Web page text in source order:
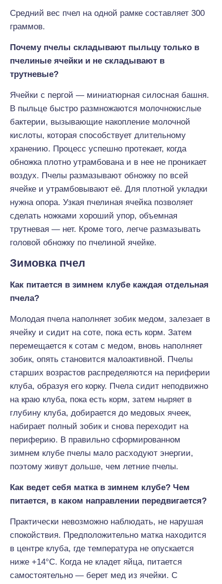
Средний вес пчел на одной рамке составляет 300
граммов.
Почему пчелы складывают пыльцу только в
пчелиные ячейки и не складывают в
трутневые?
Ячейки с пергой — миниатюрная силосная башня.
В пыльце быстро размножаются молочнокислые
бактерии, вызывающие накопление молочной
кислоты, которая способствует длительному
хранению. Процесс успешно протекает, когда
обножка плотно утрамбована и в нее не проникает
воздух. Пчелы размазывают обножку по всей
ячейке и утрамбовывают её. Для плотной укладки
нужна опора. Узкая пчелиная ячейка позволяет
сделать ножками хороший упор, объемная
трутневая — нет. Кроме того, легче размазывать
головой обножку по пчелиной ячейке.
Зимовка пчел
Как питается в зимнем клубе каждая отдельная
пчела?
Молодая пчела наполняет зобик медом, залезает в
ячейку и сидит на соте, пока есть корм. Затем
перемещается к сотам с медом, вновь наполняет
зобик, опять становится малоактивной. Пчелы
старших возрастов распределяются на периферии
клуба, образуя его корку. Пчела сидит неподвижно
на краю клуба, пока есть корм, затем ныряет в
глубину клуба, добирается до медовых ячеек,
набирает полный зобик и снова переходит на
периферию. В правильно сформированном
зимнем клубе пчелы мало расходуют энергии,
поэтому живут дольше, чем летние пчелы.
Как ведет себя матка в зимнем клубе? Чем
питается, в каком направлении передвигается?
Практически невозможно наблюдать, не нарушая
спокойствия. Предположительно матка находится
в центре клуба, где температура не опускается
ниже +14°С. Когда не кладет яйца, питается
самостоятельно — берет мед из ячейки. С